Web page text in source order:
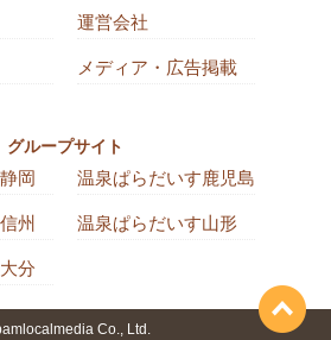
運営会社
メディア・広告掲載
グループサイト
岡 温泉ぱらだいす鹿児島
州 温泉ぱらだいす山形
分
Co., Ltd.